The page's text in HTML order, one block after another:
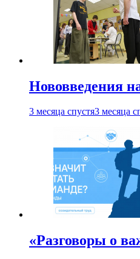
Нововведения
3 месяца спустя3 месяца
«Разговоры о